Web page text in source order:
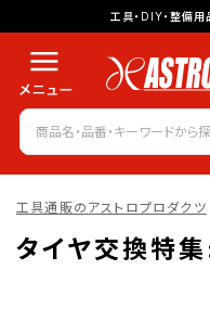
工具・DIY・整備
工具通販のアストロプロダクツ
タイヤ交換特